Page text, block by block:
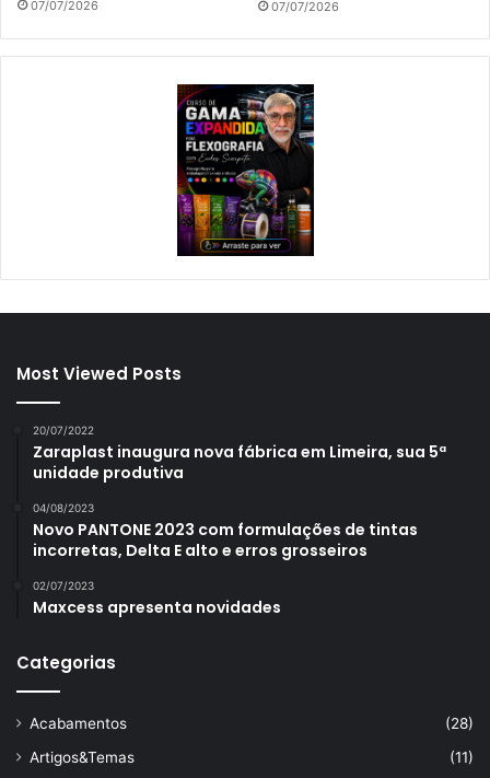
07/07/2026 07/07/2026
Most Viewed Posts
20/07/2022
Zaraplast inaugura nova fábrica em Limeira, sua 5ª
unidade produtiva
04/08/2023
Novo PANTONE 2023 com formulações de tintas
incorretas, Delta E alto e erros grosseiros
02/07/2023
Maxcess apresenta novidades
Categorias
Acabamentos
(28)
Artigos&Temas
(11)